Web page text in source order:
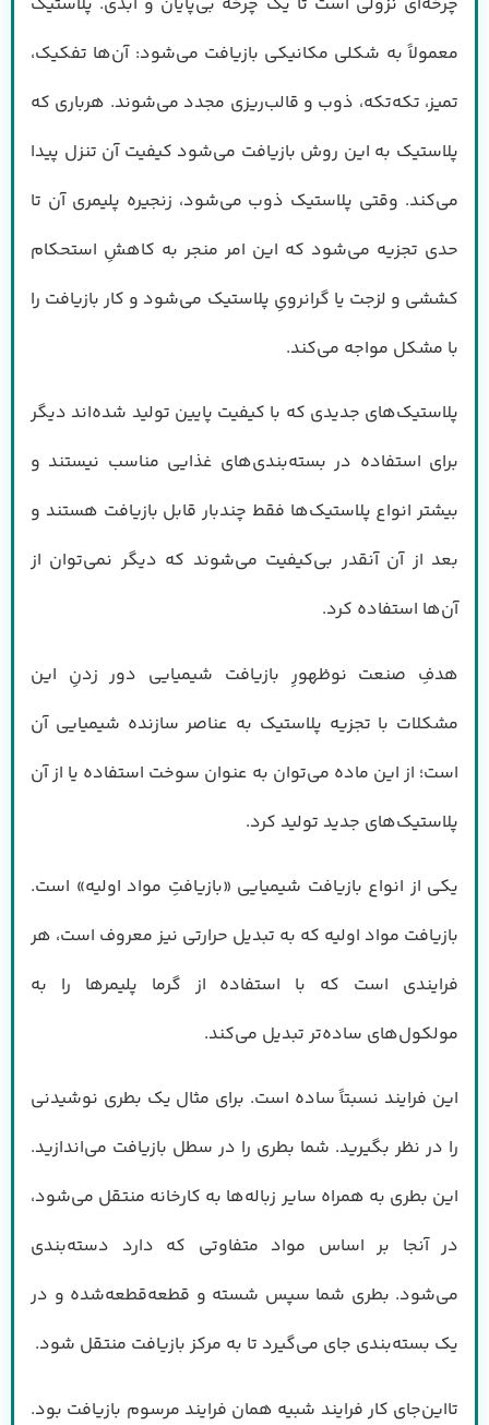
معمولاً به شکلی مکانیکی بازیافت می‌شود: آن‌ها تفکیک،
تمیز، تکه‌تکه، ذوب و قالب‌ریزی مجدد می‌شوند. هرباری که
پلاستیک به این روش بازیافت می‌شود کیفیت آن تنزل پیدا
می‌کند. وقتی پلاستیک ذوب می‌شود، زنجیره پلیمری آن تا
حدی تجزیه می‌شود که این امر منجر به کاهشِ استحکام
کششی و لزجت یا گرانرویِ پلاستیک می‌شود و کار بازیافت را
با مشکل مواجه می‌کند.
پلاستیک‌های جدیدی که با کیفیت پایین تولید شده‌اند دیگر
برای استفاده در بسته‌بندی‌های غذایی مناسب نیستند و
بیشتر انواع پلاستیک‌ها فقط چندبار قابل بازیافت هستند و
بعد از آن آنقدر بی‌کیفیت می‌شوند که دیگر نمی‌توان از
آن‌ها استفاده کرد.
هدفِ صنعت نوظهورِ بازیافت شیمیایی دور زدنِ این
مشکلات با تجزیه پلاستیک به عناصر سازنده شیمیایی آن
است؛ از این ماده می‌توان به عنوان سوخت استفاده یا از آن
پلاستیک‌های جدید تولید کرد.
یکی از انواع بازیافت شیمیایی «بازیافتِ مواد اولیه» است.
بازیافت مواد اولیه که به تبدیل حرارتی نیز معروف است، هر
فرایندی است که با استفاده از گرما پلیمر‌ها را به
مولکول‌های ساده‌تر تبدیل می‌کند.
این فرایند نسبتاً ساده است. برای مثال یک بطری نوشیدنی
را در نظر بگیرید. شما بطری را در سطل بازیافت می‌اندازید.
این بطری به همراه سایر زباله‌ها به کارخانه منتقل می‌شود،
در آنجا بر اساس مواد متفاوتی که دارد دسته‌بندی
می‌شود. بطری شما سپس شسته و قطعه‌قطعه‌شده و در
یک بسته‌بندی جای می‌گیرد تا به مرکز بازیافت منتقل شود.
تااین‌جای کار فرایند شبیه همان فرایند مرسوم بازیافت بود.